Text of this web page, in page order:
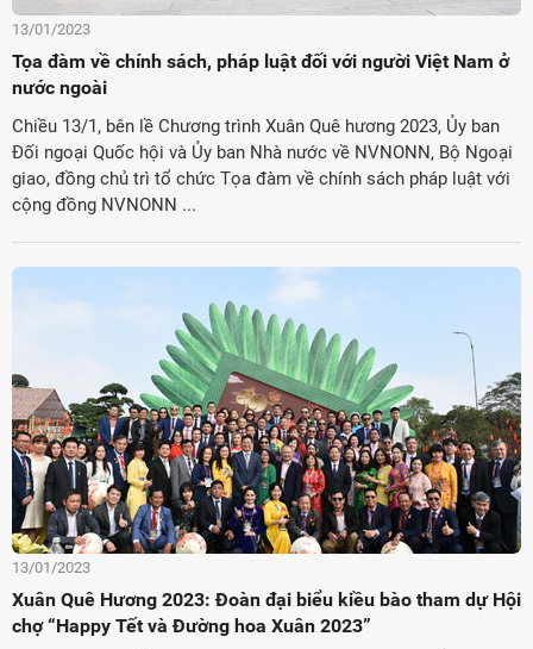
13/01/2023
Tọa đàm về chính sách, pháp luật đối với người Việt Nam ở
nước ngoài
Chiều 13/1, bên lề Chương trình Xuân Quê hương 2023, Ủy ban
Đối ngoại Quốc hội và Ủy ban Nhà nước về NVNONN, Bộ Ngoại
giao, đồng chủ trì tổ chức Tọa đàm về chính sách pháp luật với
cộng đồng NVNONN ...
13/01/2023
Xuân Quê Hương 2023: Đoàn đại biểu kiều bào tham dự Hội
chợ “Happy Tết và Đường hoa Xuân 2023”